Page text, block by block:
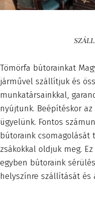
Tömörfa bútorainkat
járművel szállítjuk és
munkatársainkkal,
nyújtunk. Beépítéskor
ügyelünk. Fontos
bútoraink csomagolását
zsákokkal oldjuk meg.
egyben bútoraink
helyszínre szállítását és